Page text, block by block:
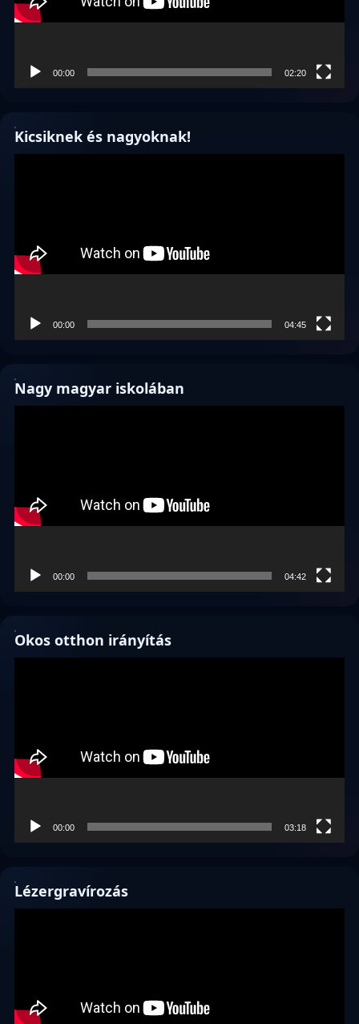
00:00 02:20
Kicsiknek és nagyoknak!
00:00 04:45
Nagy magyar iskolában
00:00 04:42
Okos otthon irányítás
00:00 03:18
Lézergravírozás